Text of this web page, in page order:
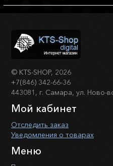
© KTS-SHOP, 2026
+7(846) 342-66-36
443081, г. Самара, ул. Ново-
Мой кабинет
Отследить заказ
Уведомления о товарах
Меню